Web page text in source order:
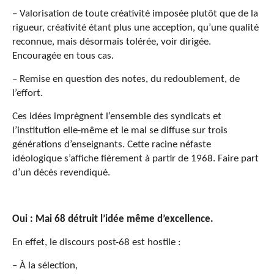
– Valorisation de toute créativité imposée plutôt que de la
rigueur, créativité étant plus une acception, qu’une qualité
reconnue, mais désormais tolérée, voir dirigée.
Encouragée en tous cas.
– Remise en question des notes, du redoublement, de
l’effort.
Ces idées imprègnent l’ensemble des syndicats et
l’institution elle-même et le mal se diffuse sur trois
générations d’enseignants. Cette racine néfaste
idéologique s’affiche fièrement à partir de 1968. Faire part
d’un décès revendiqué.
Oui : Mai 68 détruit l’idée même d’excellence.
En effet, le discours post-68 est hostile :
– À la sélection,